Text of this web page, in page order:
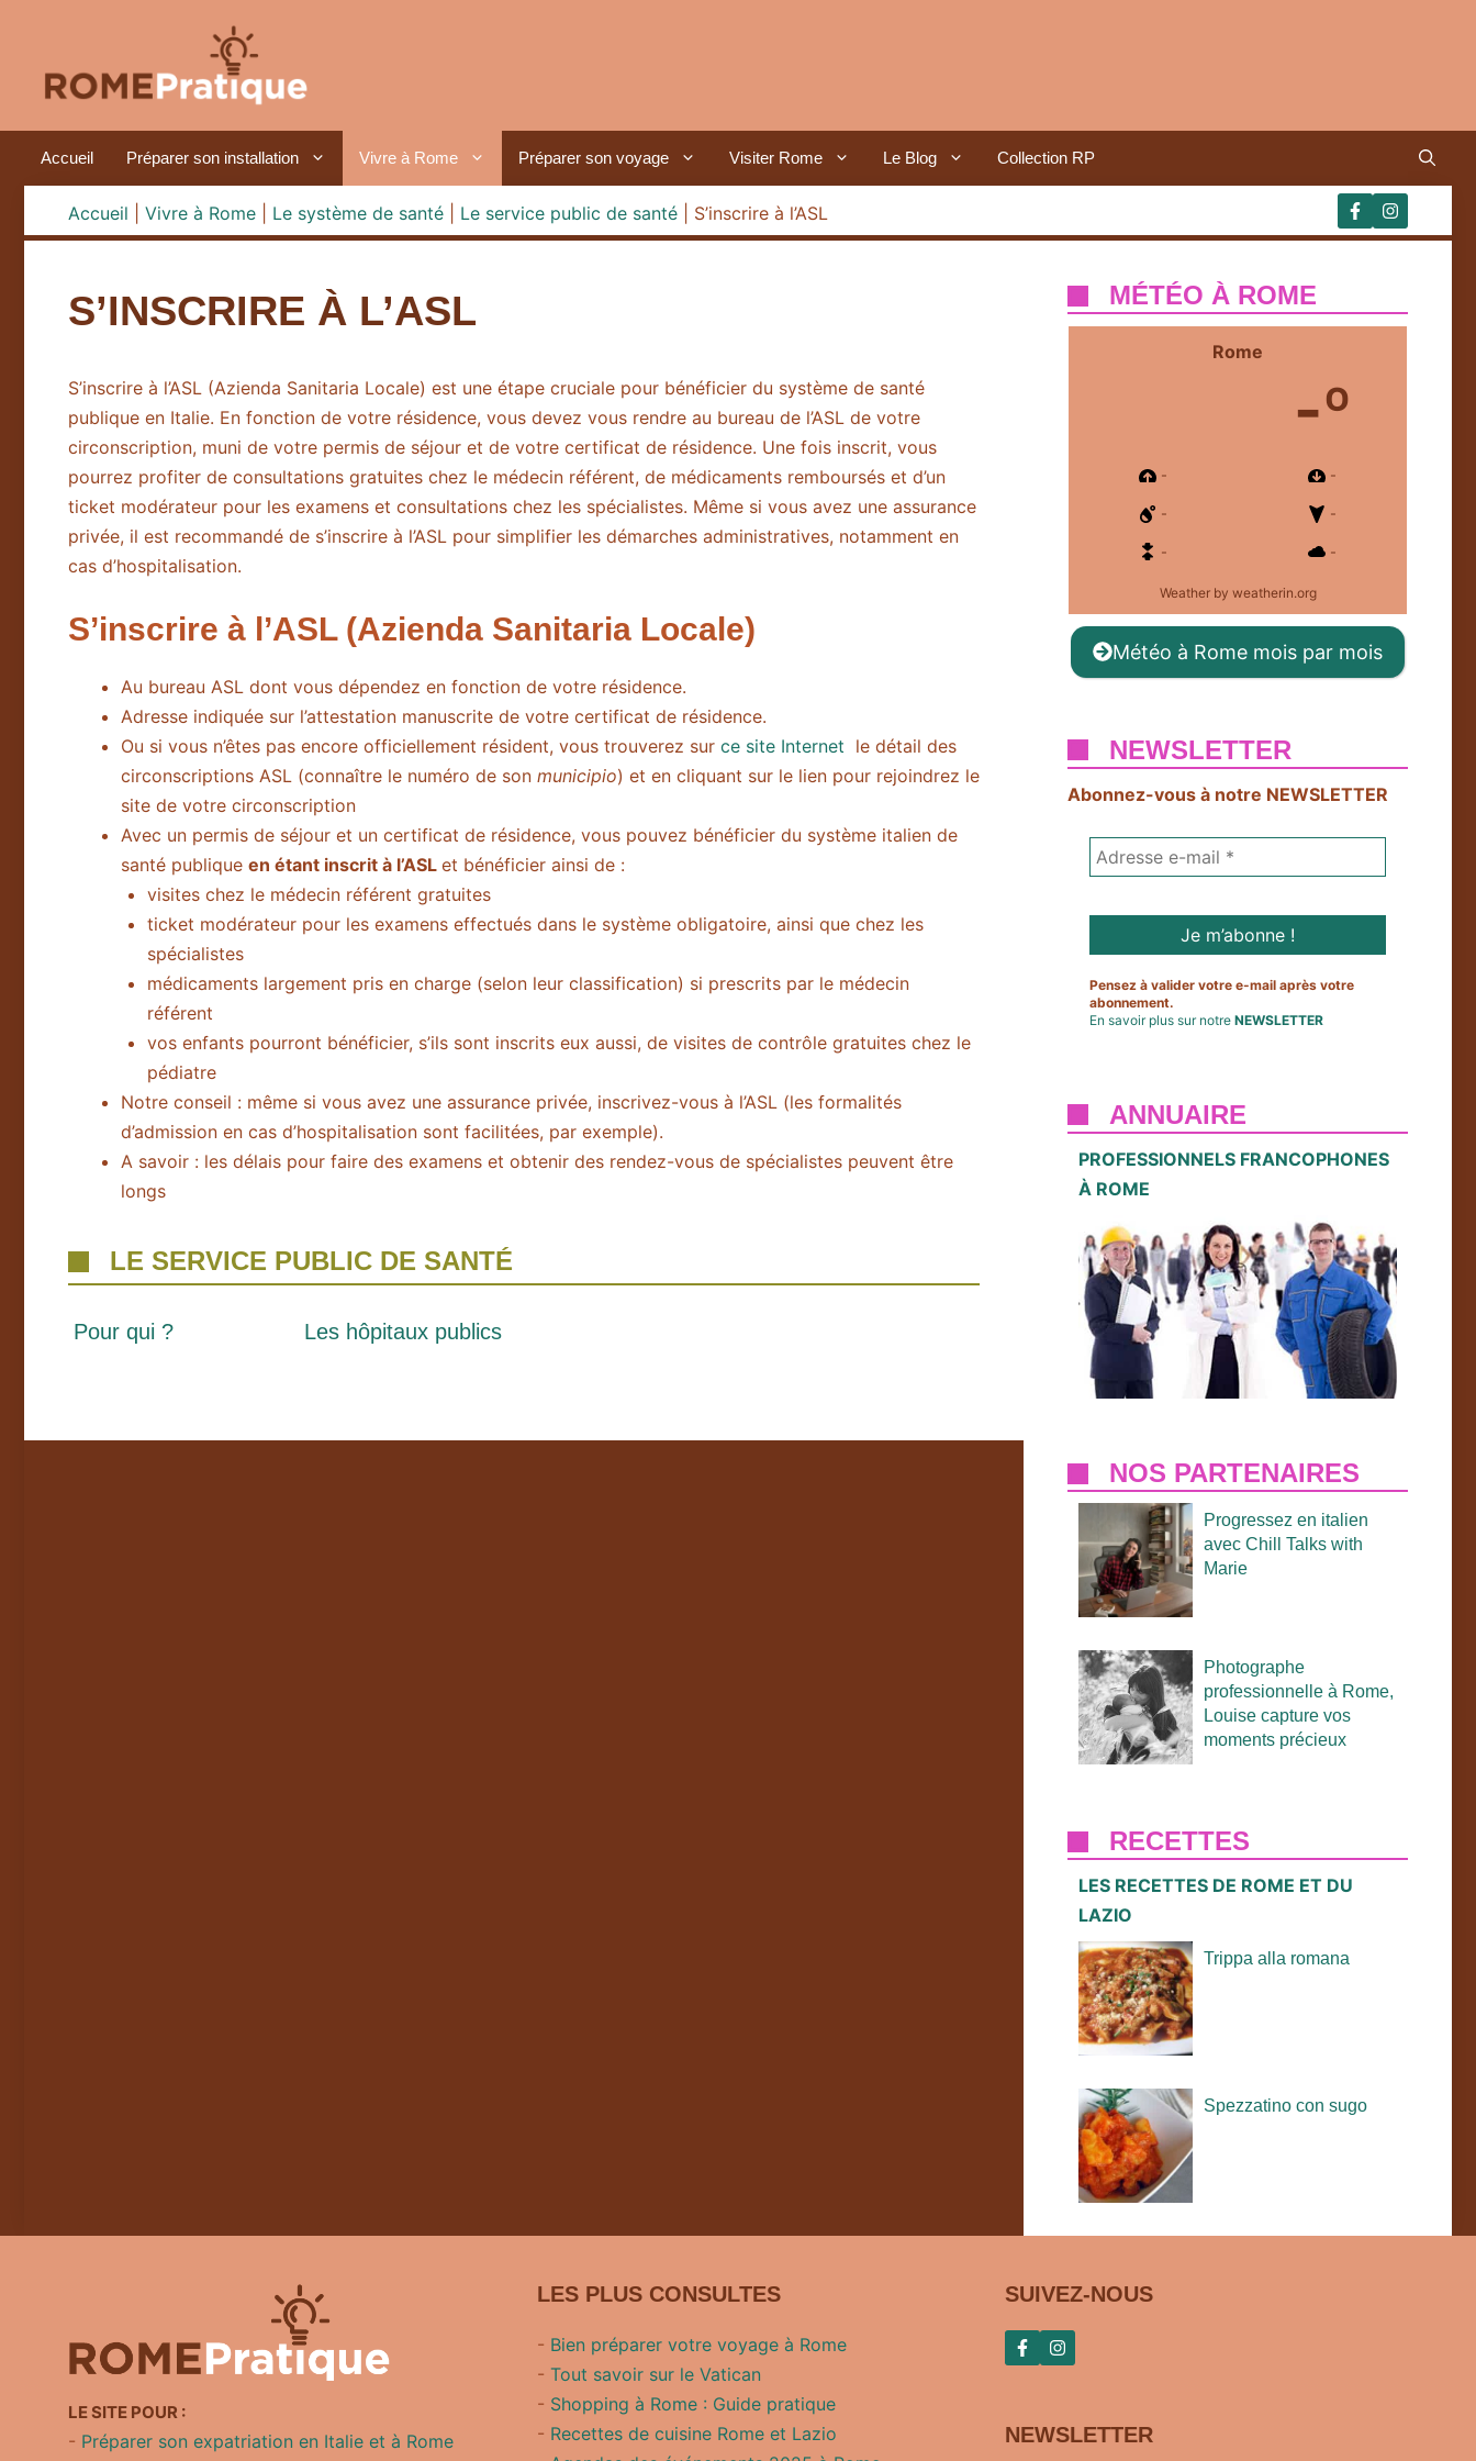
contenu
Accueil Préparer son installation Vivre à Rome Préparer son voyage Visiter Rome Le Blog Collection RP
Accueil Vivre à Rome Le système de santé Le service public de santé S’inscrire à l’ASL
S’INSCRIRE À L’ASL
S’inscrire à l’ASL (Azienda Sanitaria Locale) est une étape cruciale pour bénéficier du système de santé
publique en Italie. En fonction de votre résidence, vous devez vous rendre au bureau de l’ASL de votre
circonscription, muni de votre permis de séjour et de votre certificat de résidence. Une fois inscrit, vous
pourrez profiter de consultations gratuites chez le médecin référent, de médicaments remboursés et d’un
ticket modérateur pour les examens et consultations chez les spécialistes. Même si vous avez une assurance
privée, il est recommandé de s’inscrire à l’ASL pour simplifier les démarches administratives, notamment en
cas d’hospitalisation.
S’inscrire à l’ASL (Azienda Sanitaria Locale)
Au bureau ASL dont vous dépendez en fonction de votre résidence.
Adresse indiquée sur l’attestation manuscrite de votre certificat de résidence.
Ou si vous n’êtes pas encore officiellement résident, vous trouverez sur ce site Internet le détail des
circonscriptions ASL (connaître le numéro de son municipio) et en cliquant sur le lien pour rejoindrez le
site de votre circonscription
Avec un permis de séjour et un certificat de résidence, vous pouvez bénéficier du système italien de
santé publique en étant inscrit à l’ASL et bénéficier ainsi de :
visites chez le médecin référent gratuites
ticket modérateur pour les examens effectués dans le système obligatoire, ainsi que chez les
spécialistes
médicaments largement pris en charge (selon leur classification) si prescrits par le médecin
référent
vos enfants pourront bénéficier, s’ils sont inscrits eux aussi, de visites de contrôle gratuites chez le
pédiatre
Notre conseil : même si vous avez une assurance privée, inscrivez-vous à l’ASL (les formalités
d’admission en cas d’hospitalisation sont facilitées, par exemple).
A savoir : les délais pour faire des examens et obtenir des rendez-vous de spécialistes peuvent être
longs
LE SERVICE PUBLIC DE SANTÉ
Pour qui ? Les hôpitaux publics
MÉTÉO À ROME
Rome
-º
- -
- -
- -
Weatherby weatherin.org
Météo à Rome mois par mois
NEWSLETTER
Abonnez-vous à notre NEWSLETTER
Pensez à valider votre e-mail après votre
abonnement.
En savoir plus sur notre NEWSLETTER
ANNUAIRE
PROFESSIONNELS FRANCOPHONES
À ROME
NOS PARTENAIRES
Progressez en italien
avec Chill Talks with
Marie
Photographe
professionnelle à Rome,
Louise capture vos
moments précieux
RECETTES
LES RECETTES DE ROME ET DU
LAZIO
Trippa alla romana
Spezzatino con sugo
LE SITE POUR :
- Préparer son expatriation en Italie et à Rome
LES PLUS CONSULTES
- Bien préparer votre voyage à Rome
- Tout savoir sur le Vatican
- Shopping à Rome : Guide pratique
- Recettes de cuisine Rome et Lazio
SUIVEZ-NOUS
NEWSLETTER